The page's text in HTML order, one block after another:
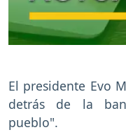
El presidente Evo
detrás de la
pueblo".